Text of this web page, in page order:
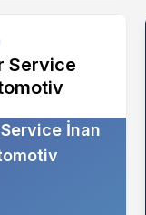
Service
İnan